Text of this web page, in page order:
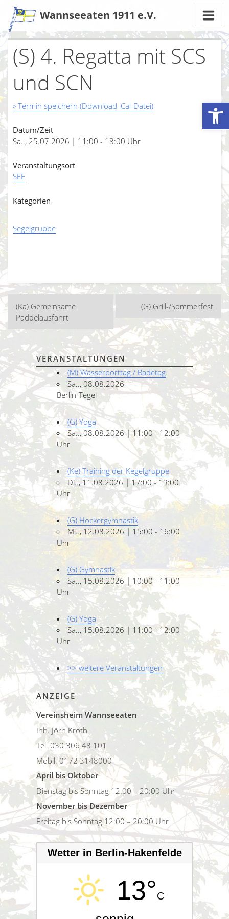
Werkzeugleiste öffnen
Zum
Inhalt
Wannseeaten 1911 e.V.
(S) 4. Regatta mit SCS
und SCN
» Termin speichern (Download iCal-Datei)
Datum/Zeit
Sa.., 25.07.2026 | 11:00 - 18:00 Uhr
Veranstaltungsort
SEE
Kategorien
Segelgruppe
Beitragsnavigation
(Ka) Gemeinsame
Paddelausfahrt
(G) Grill-/Sommerfest
VERANSTALTUNGEN
(M) Wasserporttag / Badetag
Sa.., 08.08.2026
Berlin-Tegel
(G) Yoga
Sa.., 08.08.2026 | 11:00 - 12:00
Uhr
(Ke) Training der Kegelgruppe
Di.., 11.08.2026 | 17:00 - 19:00
Uhr
(G) Hockergymnastik
Mi.., 12.08.2026 | 15:00 - 16:00
Uhr
(G) Gymnastik
Sa.., 15.08.2026 | 10:00 - 11:00
Uhr
(G) Yoga
Sa.., 15.08.2026 | 11:00 - 12:00
Uhr
>> weitere Veranstaltungen
ANZEIGE
Vereinsheim Wannseeaten
Inh. Jörn Kroth
Tel. 030 306 48 101
Mobil. 0172 3148000
April bis Oktober
Dienstag bis Sonntag 12:00 – 20:00 Uhr
November bis Dezember
Freitag bis Sonntag 12:00 – 20:00 Uhr
Wetter in Berlin-Hakenfelde
13°C